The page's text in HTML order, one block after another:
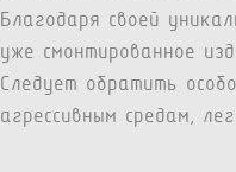
Благодаря своей
уже смонтированное
Следует обратить
агрессивным средам,